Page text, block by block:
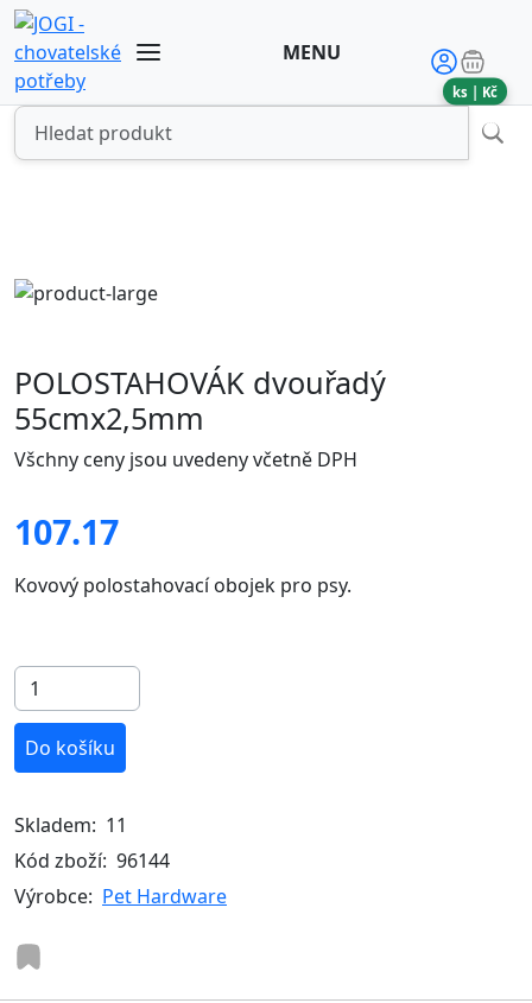
MENU
ks | Kč
POLOSTAHOVÁK dvouřadý
55cmx2,5mm
Všchny ceny jsou uvedeny včetně DPH
107.17
Kovový polostahovací obojek pro psy.
Do košíku
Skladem: 11
Kód zboží: 96144
Výrobce: Pet Hardware